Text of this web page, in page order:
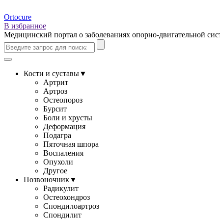
Ortocure
В избранное
Медицинский портал о заболеваниях опорно-двигательной
Кости и суставы▼
Артрит
Артроз
Остеопороз
Бурсит
Боли и хрусты
Деформация
Подагра
Пяточная шпора
Воспаления
Опухоли
Другое
Позвоночник▼
Радикулит
Остеохондроз
Спондилоартроз
Спондилит